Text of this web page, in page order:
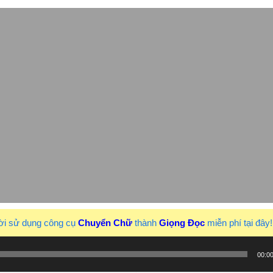
sử dụng công cụ Chuyển Chữ thành Giọng Đọc miễn phí tại đây!
00:00